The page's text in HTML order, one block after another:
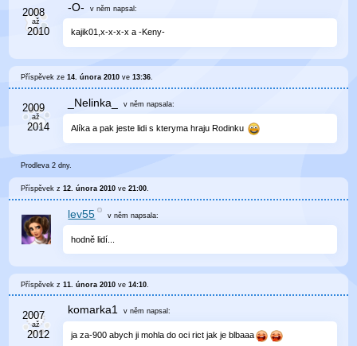
-O- v něm napsal:
kajik01,x-x-x-x a -Keny-
Příspěvek ze14. února 2010 ve13:36.
_Nelinka_ v něm napsala:
Alíka a pak jeste lidi s kteryma hraju Rodinku
Prodleva 2 dny.
Příspěvek z12. února 2010 ve21:00.
lev55 v němnapsala:
hodně lidí...
Příspěvek z11. února 2010 ve14:10
komarka1 v něm napsal:
ja za-900 abych ji mohla do oci rict jak je blbaaa